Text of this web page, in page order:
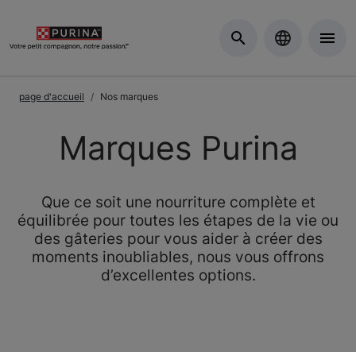
page d'accueil Nos marques
Marques Purina
Que ce soit une nourriture complète et
équilibrée pour toutes les étapes de la vie ou
des gâteries pour vous aider à créer des
moments inoubliables, nous vous offrons
d’excellentes options.